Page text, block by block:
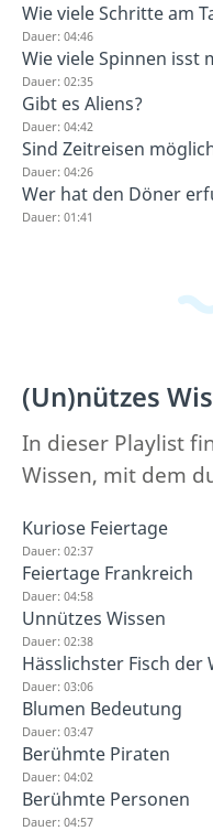
Wie viele Schritte am
Dauer: 04:46
Wie viele Spinnen isst
Dauer: 02:35
Gibt es Aliens?
Dauer: 04:42
Sind Zeitreisen
Dauer: 04:26
Wer hat den Döner
Dauer: 01:41
(Un)nützes
In dieser Playlist
Wissen, mit dem
Kuriose Feiertage
Dauer: 02:37
Feiertage Frankreich
Dauer: 04:58
Unnützes Wissen
Dauer: 02:38
Hässlichster Fisch der
Dauer: 03:06
Blumen Bedeutung
Dauer: 03:47
Berühmte Piraten
Dauer: 04:02
Berühmte Personen
Dauer: 04:57